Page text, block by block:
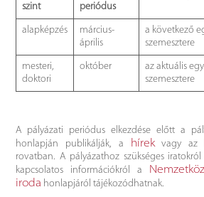
szint
periódus
alapképzés
március-
április
a következő
szemesztere
mesteri,
doktori
október
az aktuális
szemesztere
A pályázati periódus elkezdése előtt a
honlapján publikálják, a
hírekvagy az
rovatban. A pályázathoz szükséges
kapcsolatos információkról a
iroda honlapjáról tájékozódhatnak.